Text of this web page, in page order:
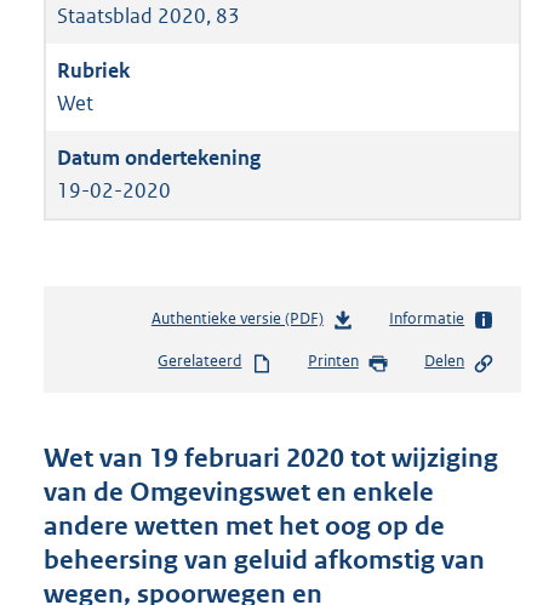
Staatsblad 2020, 83
Wet
19-02-2020
Authentieke versie (PDF)b
s
n
d
s
g
o
Informatie
Gerelateerd Printen Delen
Wet van 19 februari 2020 tot wijziging
van de Omgevingswet en enkele
andere wetten met het oog op de
beheersing van geluid afkomstig van
wegen, spoorwegen en